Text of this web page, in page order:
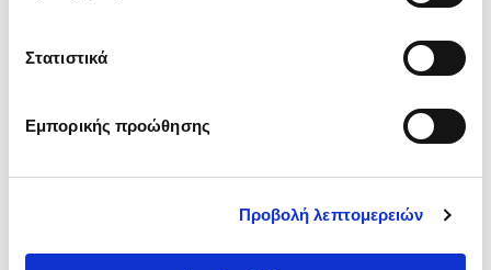
Στατιστικά
Εμπορικής προώθησης
Προβολή λεπτομερειών